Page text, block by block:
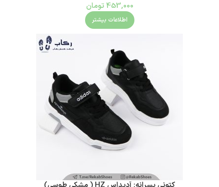
453,000 تومان
اطلاعات بیشتر